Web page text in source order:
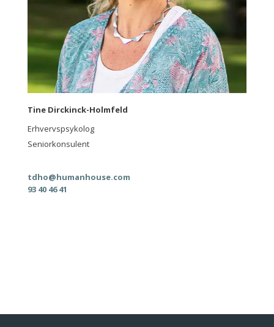
Tine Dirckinck-Holmfeld
Erhvervspsykolog
Seniorkonsulent
tdho@humanhouse.com
93 40 46 41